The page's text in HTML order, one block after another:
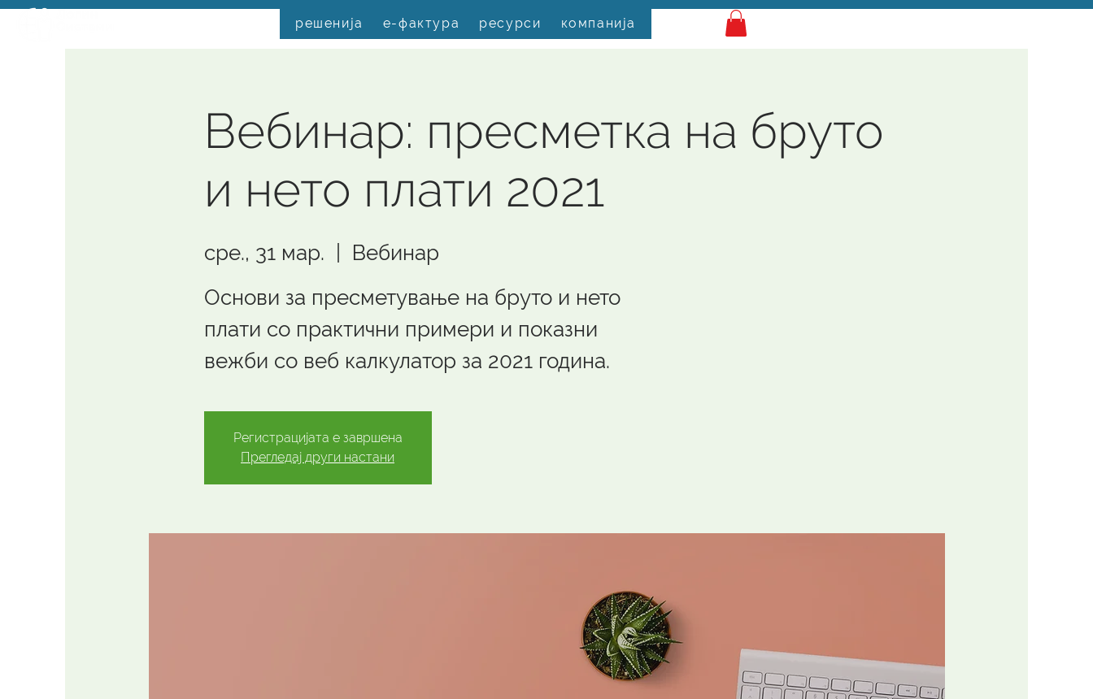
решенија е-фактура ресурси компанија
Вебинар: пресметка на бруто
и нето плати 2021
сре., 31 мар.
Вебинар
Основи за пресметување на бруто и нето
плати со практични примери и показни
вежби со веб калкулатор за 2021 година.
Регистрацијата е завршена
Прегледај други настани